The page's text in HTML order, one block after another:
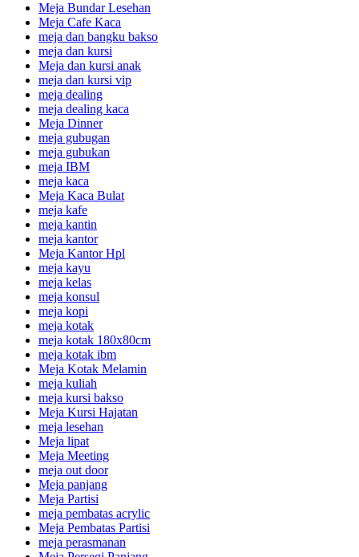
Meja Bundar Lesehan
Meja Cafe Kaca
meja dan bangku bakso
meja dan kursi
Meja dan kursi anak
meja dan kursi vip
meja dealing
meja dealing kaca
Meja Dinner
meja gubugan
meja gubukan
meja IBM
meja kaca
Meja Kaca Bulat
meja kafe
meja kantin
meja kantor
Meja Kantor Hpl
meja kayu
meja kelas
meja konsul
meja kopi
meja kotak
meja kotak 180x80cm
meja kotak ibm
Meja Kotak Melamin
meja kuliah
meja kursi bakso
Meja Kursi Hajatan
meja lesehan
Meja lipat
Meja Meeting
meja out door
Meja panjang
Meja Partisi
meja pembatas acrylic
Meja Pembatas Partisi
meja perasmanan